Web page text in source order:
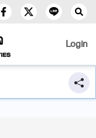
Login